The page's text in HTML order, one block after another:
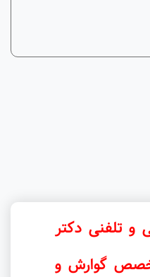
و تلفنی دکتر
گوارش و